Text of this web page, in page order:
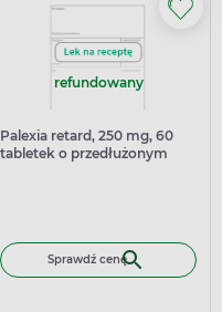
refundowany
Palexia retard, 250 mg, 60
tabletek o przedłużonym
Sprawdź cenę